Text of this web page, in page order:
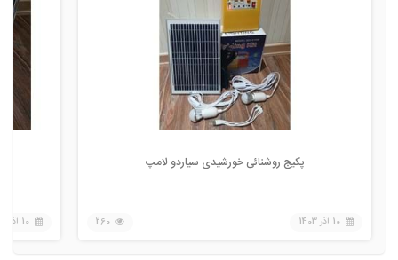
پکیج روشنائی خورشیدی سیاردو لامپ
10 آذر 1403 260 10 آذر 1403